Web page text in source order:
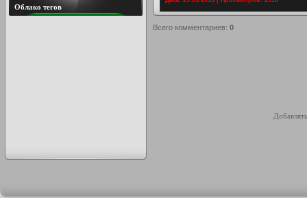
Всего комментариев: 0
Облако тегов